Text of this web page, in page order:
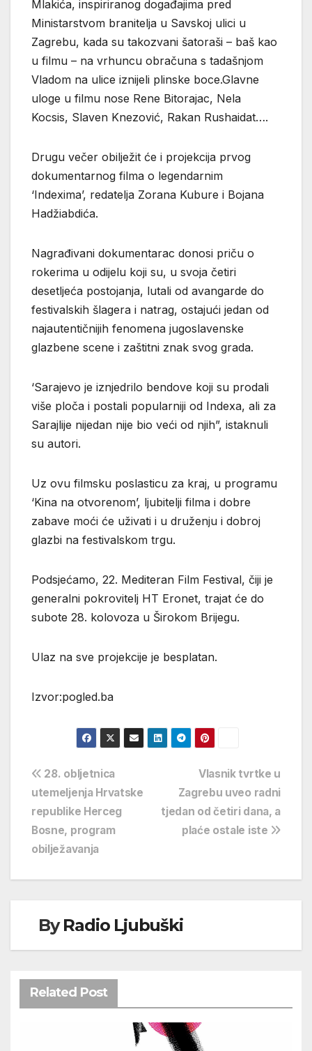
Mlakića, inspiriranog događajima pred
Ministarstvom branitelja u Savskoj ulici u
Zagrebu, kada su takozvani šatoraši – baš kao
u filmu – na vrhuncu obračuna s tadašnjom
Vladom na ulice iznijeli plinske boce.Glavne
uloge u filmu nose Rene Bitorajac, Nela
Kocsis, Slaven Knezović, Rakan Rushaidat….
Drugu večer obilježit će i projekcija prvog
dokumentarnog filma o legendarnim
‘Indexima’, redatelja Zorana Kubure i Bojana
Hadžiabdića.
Nagrađivani dokumentarac donosi priču o
rokerima u odijelu koji su, u svoja četiri
desetljeća postojanja, lutali od avangarde do
festivalskih šlagera i natrag, ostajući jedan od
najautentičnijih fenomena jugoslavenske
glazbene scene i zaštitni znak svog grada.
‘Sarajevo je iznjedrilo bendove koji su prodali
više ploča i postali popularniji od Indexa, ali za
Sarajlije nijedan nije bio veći od njih”, istaknuli
su autori.
Uz ovu filmsku poslasticu za kraj, u programu
‘Kina na otvorenom’, ljubitelji filma i dobre
zabave moći će uživati i u druženju i dobroj
glazbi na festivalskom trgu.
Podsjećamo, 22. Mediteran Film Festival, čiji je
generalni pokrovitelj HT Eronet, trajat će do
subote 28. kolovoza u Širokom Brijegu.
Ulaz na sve projekcije je besplatan.
Izvor:pogled.ba
Navigacija
objava
Vlasnik tvrtke u
Zagrebu uveo radni
tjedan od četiri dana, a
plaće ostale iste
28. obljetnica
utemeljenja Hrvatske
republike Herceg
Bosne, program
obilježavanja
ByRadio Ljubuški
Related Post